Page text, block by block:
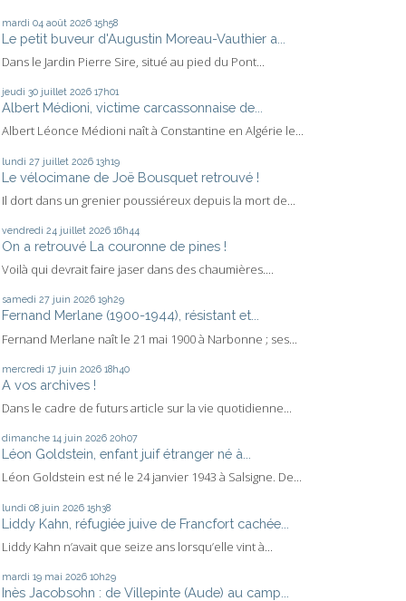
mardi 04 août 2026 15h58
Le petit buveur d'Augustin Moreau-Vauthier a...
Dans le Jardin Pierre Sire, situé au pied du Pont...
jeudi 30 juillet 2026 17h01
Albert Médioni, victime carcassonnaise de...
Albert Léonce Médioni naît à Constantine en Algérie le...
lundi 27 juillet 2026 13h19
Le vélocimane de Joë Bousquet retrouvé !
Il dort dans un grenier poussiéreux depuis la mort de...
vendredi 24 juillet 2026 16h44
On a retrouvé La couronne de pines !
Voilà qui devrait faire jaser dans des chaumières....
samedi 27 juin 2026 19h29
Fernand Merlane (1900-1944), résistant et...
Fernand Merlane naît le 21 mai 1900 à Narbonne ; ses...
mercredi 17 juin 2026 18h40
A vos archives !
Dans le cadre de futurs article sur la vie quotidienne...
dimanche 14 juin 2026 20h07
Léon Goldstein, enfant juif étranger né à...
Léon Goldstein est né le 24 janvier 1943 à Salsigne. De...
lundi 08 juin 2026 15h38
Liddy Kahn, réfugiée juive de Francfort cachée...
Liddy Kahn n’avait que seize ans lorsqu’elle vint à...
mardi 19 mai 2026 10h29
Inès Jacobsohn : de Villepinte (Aude) au camp...